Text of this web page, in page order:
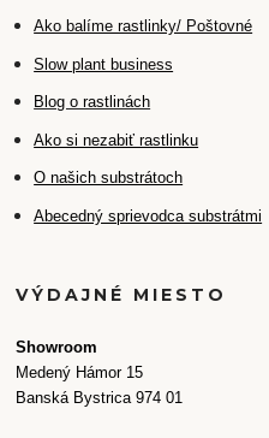
Ako balíme rastlinky/ Poštovné
Slow plant business
Blog o rastlinách
Ako si nezabiť rastlinku
O našich substrátoch
Abecedný sprievodca substrátmi
VÝDAJNÉ MIESTO
Showroom
Medený Hámor 15
Banská Bystrica 974 01